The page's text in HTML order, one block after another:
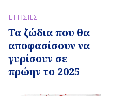
ΕΤΗΣΙΕΣ
Τα ζώδια που θα
αποφασίσουν να
γυρίσουν σε
πρώην το 2025